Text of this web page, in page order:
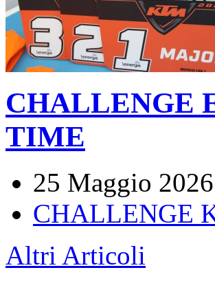
CHALLENGE
TIME
25 Maggio 2026
CHALLENGE
Altri Articoli